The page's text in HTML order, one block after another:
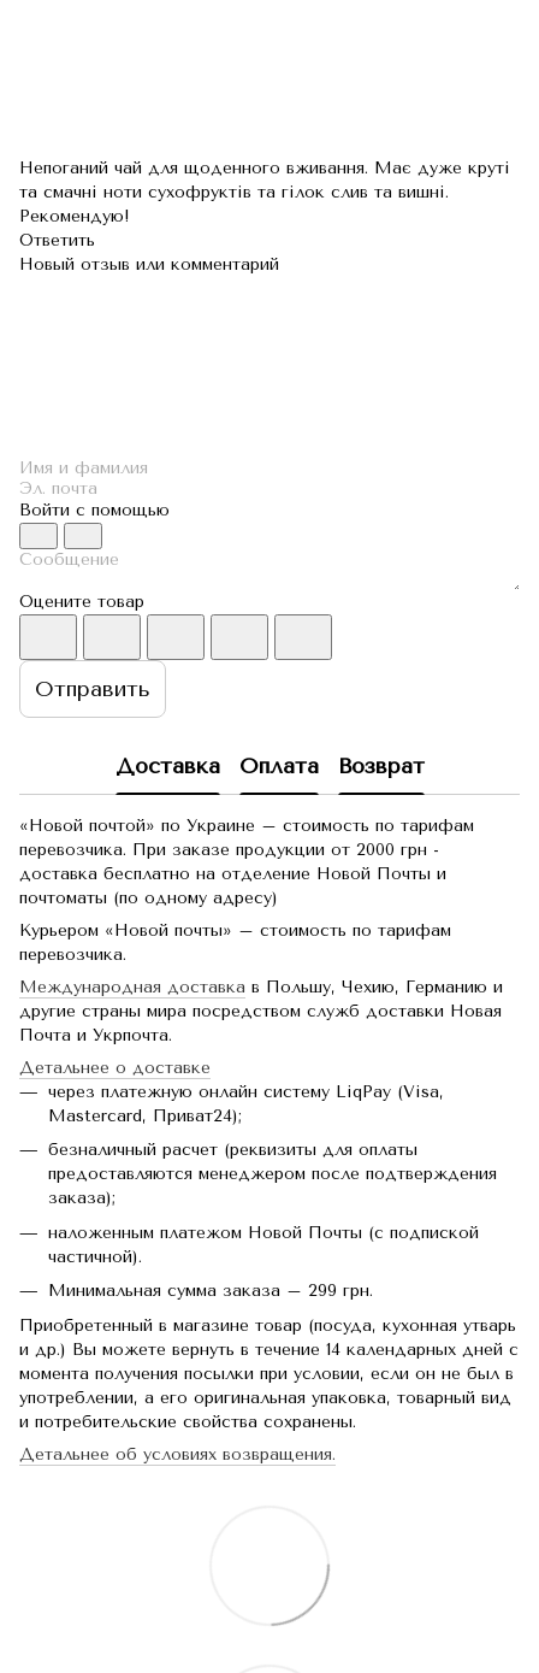
Непоганий чай для щоденного вживання. Має дуже круті
та смачні ноти сухофруктів та гілок слив та вишні.
Рекомендую!
Ответить
Новый отзыв или комментарий
Войти с помощью
Оцените товар
Отправить
Доставка Оплата Возврат
«Новой почтой» по Украине – стоимость по тарифам
перевозчика. При заказе продукции от 2000 грн -
доставка бесплатно на отделение Новой Почты и
почтоматы (по одному адресу)
Курьером «Новой почты» – стоимость по тарифам
перевозчика.
Международная доставка в Польшу, Чехию, Германию и
другие страны мира посредством служб доставки Новая
Почта и Укрпочта.
Детальнее о доставке
через платежную онлайн систему LiqPay (Visa,
Mastercard, Приват24);
безналичный расчет (реквизиты для оплаты
предоставляются менеджером после подтверждения
заказа);
наложенным платежом Новой Почты (с подпиской
частичной).
Минимальная сумма заказа – 299 грн.
Приобретенный в магазине товар (посуда, кухонная утварь
и др.) Вы можете вернуть в течение 14 календарных дней с
момента получения посылки при условии, если он не был в
употреблении, а его оригинальная упаковка, товарный вид
и потребительские свойства сохранены.
Детальнее об условиях возвращения.